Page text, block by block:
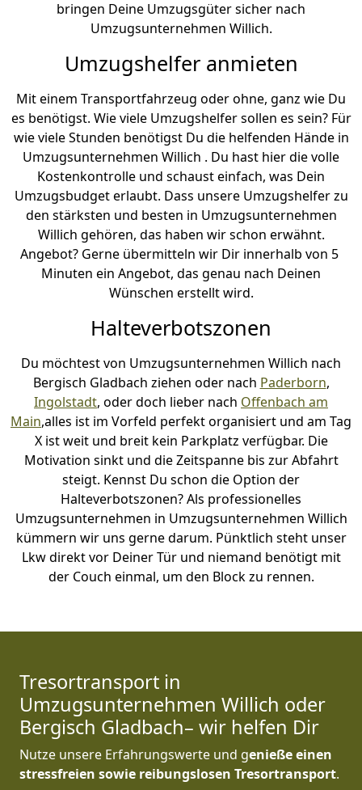
bringen Deine Umzugsgüter sicher nach
Umzugsunternehmen Willich.
Umzugshelfer anmieten
Mit einem Transportfahrzeug oder ohne, ganz wie Du
es benötigst. Wie viele Umzugshelfer sollen es sein? Für
wie viele Stunden benötigst Du die helfenden Hände in
Umzugsunternehmen Willich . Du hast hier die volle
Kostenkontrolle und schaust einfach, was Dein
Umzugsbudget erlaubt. Dass unsere Umzugshelfer zu
den stärksten und besten in Umzugsunternehmen
Willich gehören, das haben wir schon erwähnt.
Angebot? Gerne übermitteln wir Dir innerhalb von 5
Minuten ein Angebot, das genau nach Deinen
Wünschen erstellt wird.
Halteverbotszonen
Du möchtest von Umzugsunternehmen Willich nach
Bergisch Gladbach ziehen oder nach Paderborn,
Ingolstadt, oder doch lieber nach Offenbach am
Main,alles ist im Vorfeld perfekt organisiert und am Tag
X ist weit und breit kein Parkplatz verfügbar. Die
Motivation sinkt und die Zeitspanne bis zur Abfahrt
steigt. Kennst Du schon die Option der
Halteverbotszonen? Als professionelles
Umzugsunternehmen in Umzugsunternehmen Willich
kümmern wir uns gerne darum. Pünktlich steht unser
Lkw direkt vor Deiner Tür und niemand benötigt mit
der Couch einmal, um den Block zu rennen.
Tresortransport in
Umzugsunternehmen Willich oder
Bergisch Gladbach– wir helfen Dir
Nutze unsere Erfahrungswerte und genieße einen
stressfreien sowie reibungslosen Tresortransport.